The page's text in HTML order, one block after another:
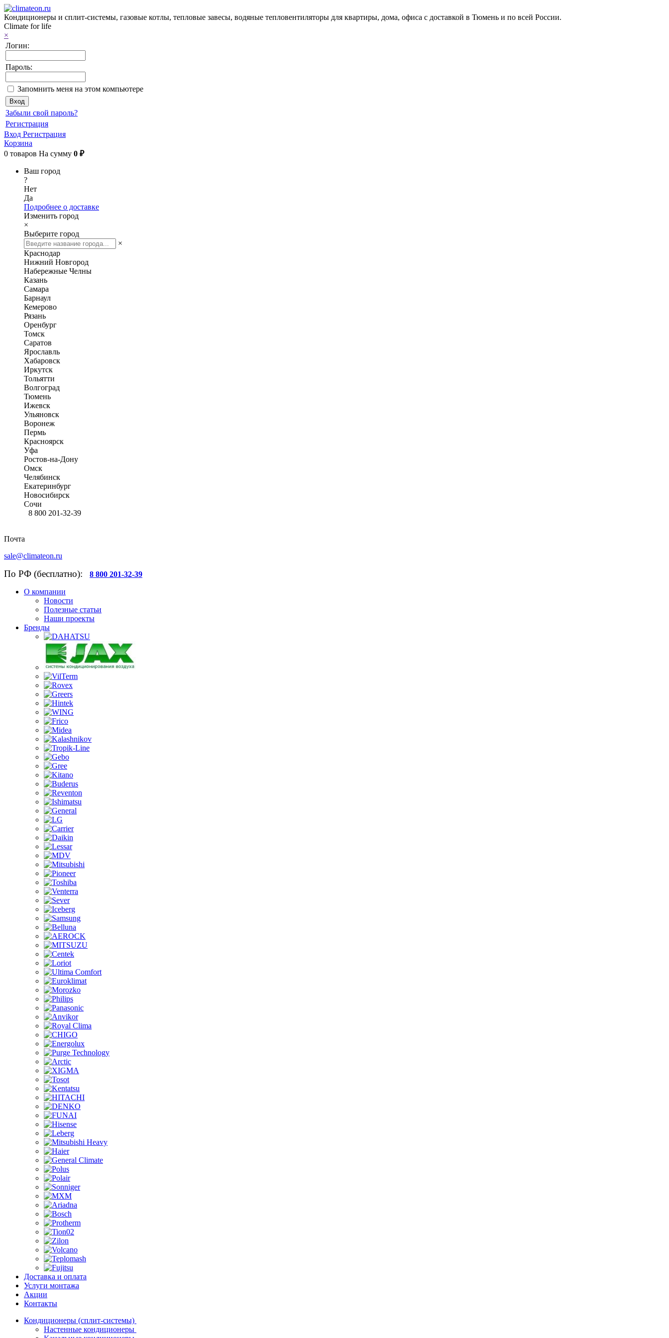
Кондиционеры и сплит-системы, газовые котлы, тепловые завесы, водяные тепловентиляторы для квартиры, дома, офиса с доставкой в Тюмень и по всей России.
Climate for life
×
Логин:
Пароль:
Запомнить меня на этом компьютере
Забыли свой пароль?
Регистрация
Вход Регистрация
Корзина
0 товаров На сумму 0 ₽
Ваш город
?
Нет
Да
Подробнее о доставке
Изменить город
×
Выберите город
×
Краснодар
Нижний Новгород
Набережные Челны
Казань
Самара
Барнаул
Кемерово
Рязань
Оренбург
Томск
Саратов
Ярославль
Хабаровск
Иркутск
Тольятти
Волгоград
Тюмень
Ижевск
Ульяновск
Воронеж
Пермь
Красноярск
Уфа
Ростов-на-Дону
Омск
Челябинск
Екатеринбург
Новосибирск
Сочи
8 800 201-32-39
Почта
sale@climateon.ru
По РФ (бесплатно): 8 800 201-32-39
О компании
Новости
Полезные статьи
Наши проекты
Бренды
Доставка и оплата
Услуги монтажа
Акции
Контакты
Кондиционеры (сплит-системы)
Настенные кондиционеры